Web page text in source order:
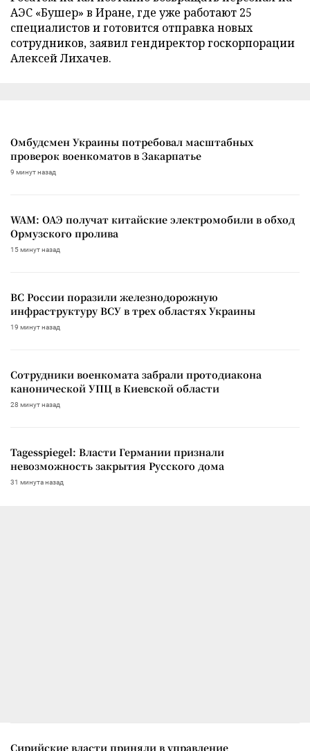
АЭС «Бушер» в Иране, где уже работают 25
специалистов и готовится отправка новых
сотрудников, заявил гендиректор госкорпорации
Алексей Лихачев.
Омбудсмен Украины потребовал масштабных
проверок военкоматов в Закарпатье
9 минут назад
WAM: ОАЭ получат китайские электромобили в обход
Ормузского пролива
15 минут назад
ВС России поразили железнодорожную
инфраструктуру ВСУ в трех областях Украины
19 минут назад
Сотрудники военкомата забрали протодиакона
канонической УПЦ в Киевской области
28 минут назад
Tagesspiegel: Власти Германии признали
невозможность закрытия Русского дома
31 минута назад
Сирийские власти приняли в управление